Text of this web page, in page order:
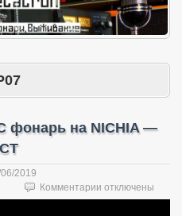
фонарь на NICHIA —
2019
Комментарии к
записи
отключены